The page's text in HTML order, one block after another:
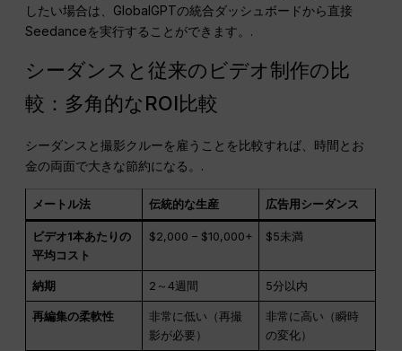
したい場合は、GlobalGPTの統合ダッシュボードから直接
Seedanceを実行することができます。.
シーダンスと従来のビデオ制作の比
較：多角的なROI比較
シーダンスと撮影クルーを雇うことを比較すれば、時間とお
金の両面で大きな節約になる。.
メートル法 伝統的な生産 広告用シーダンス
ビデオ1本あたりの
平均コスト
$2,000 – $10,000+ $5未満
納期 2～4週間 5分以内
再編集の柔軟性
非常に低い（再撮
影が必要）
非常に高い（瞬時
の変化）